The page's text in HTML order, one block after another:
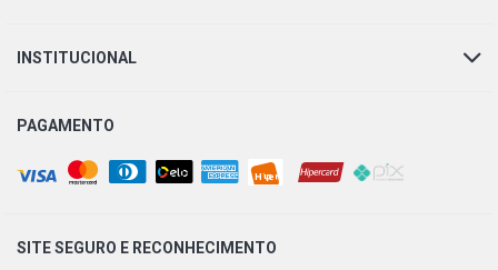
INSTITUCIONAL
PAGAMENTO
SITE SEGURO E RECONHECIMENTO